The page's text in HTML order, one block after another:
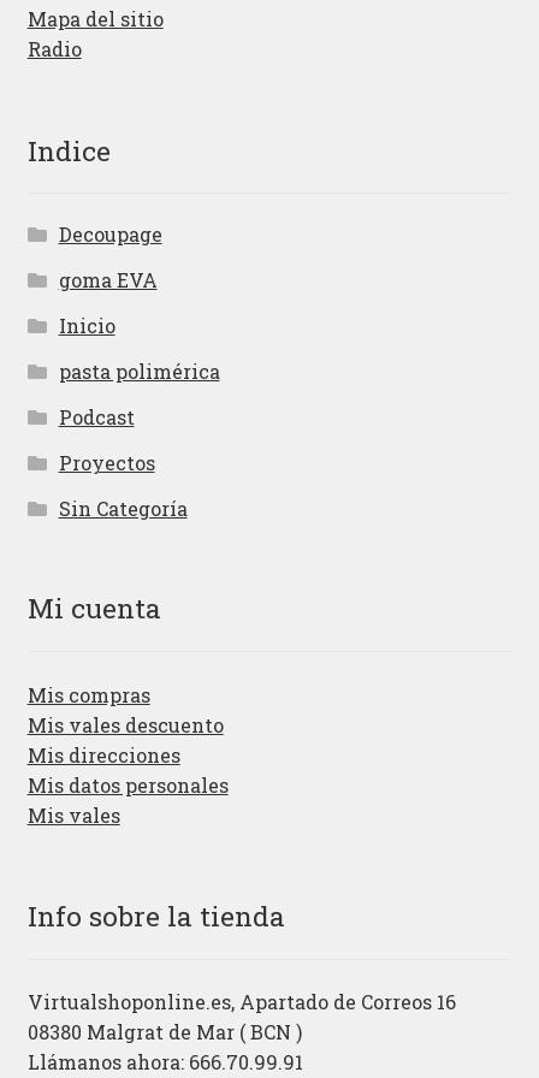
Mapa del sitio
Radio
Indice
Decoupage
goma EVA
Inicio
pasta polimérica
Podcast
Proyectos
Sin Categoría
Mi cuenta
Mis compras
Mis vales descuento
Mis direcciones
Mis datos personales
Mis vales
Info sobre la tienda
Virtualshoponline.es, Apartado de Correos 16
08380 Malgrat de Mar ( BCN )
Llámanos ahora: 666.70.99.91